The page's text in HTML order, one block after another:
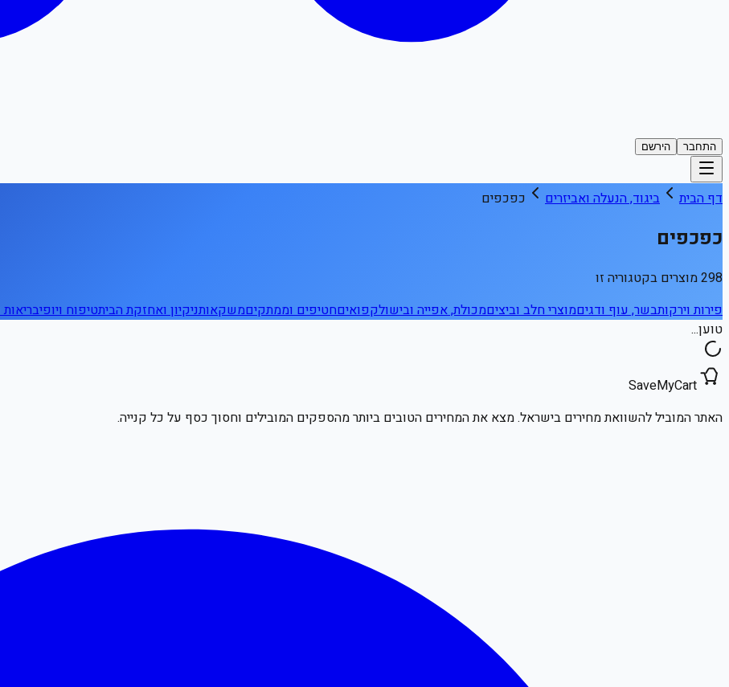
התחבר הירשם
דף הבית ביגוד, הנעלה ואביזרים כפכפים
כפכפים
298 מוצרים בקטגוריה זו
פירות וירקותבשר, עוף ודגיםמוצרי חלב וביציםמכולת, אפייה ובישולקפואיםחטיפים וממתקיםמשקאותניקיון ואחזקת הביתטיפוח ויופי
טוען...
SaveMyCart
האתר המוביל להשוואת מחירים בישראל. מצא את המחירים הטובים ביותר מהספקים המובילים וחסוך כסף על כל קנייה.